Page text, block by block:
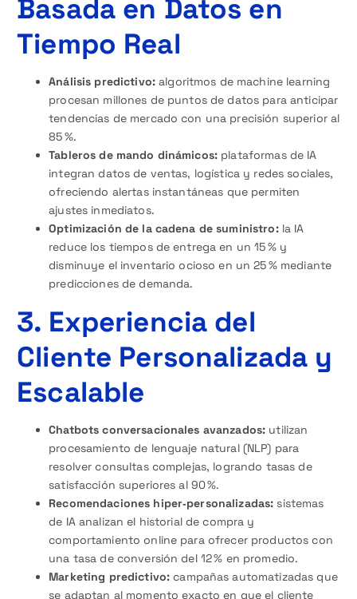
Basada en Datos en
Tiempo Real
Análisis predictivo:algoritmos de machine learning
procesan millones de puntos de datos para anticipar
tendencias de mercado con una precisión superior al
85 %.
Tableros de mando dinámicos: plataformas de IA
integran datos de ventas, logística y redes sociales,
ofreciendo alertas instantáneas que permiten
ajustes inmediatos.
Optimización de la cadena de suministro:la IA
reduce los tiempos de entrega en un 15 % y
disminuye el inventario ocioso en un 25 % mediante
predicciones de demanda.
3. Experiencia del
Cliente Personalizada y
Escalable
Chatbots conversacionales avanzados: utilizan
procesamiento de lenguaje natural (NLP) para
resolver consultas complejas, logrando tasas de
satisfacción superiores al 90 %.
Recomendaciones hiper‑personalizadas: sistemas
de IA analizan el historial de compra y
comportamiento online para ofrecer productos con
una tasa de conversión del 12 % en promedio.
Marketing predictivo: campañas automatizadas que
se adaptan al momento exacto en que el cliente